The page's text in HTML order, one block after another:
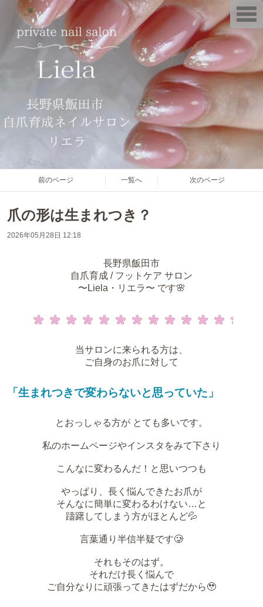
前のページ 一覧へ 次のページ
爪の形は生まれつき？
2026年05月28日 12:18
長野県飯田市
自爪育成 / フットケア サロン
〜Liela・リエラ〜 です🌸
当サロンに来られる方は、
ご自身のお爪に対して
「生まれつきで変わらないと思っていた」
とおっしゃる方が とても多いです。
私のホームページやインスタをみて下さり
こんなに変わるんだ！と思いつつも
やっぱり、長く悩んできたお爪が
そんなに簡単に変わるわけない…と
躊躇してしまう方がほとんど💦
言葉通り半信半疑です🥲
それもそのはず。
それだけ長く悩んで
ご自分なりに頑張ってきたはずだから🥹
T
o
g
g
a
v
i
g
o